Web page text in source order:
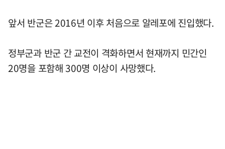
앞서 반군은 2016년 이후 처음으로 알레포에 진입했다.
정부군과 반군 간 교전이 격화하면서 현재까지 민간인
20명을 포함해 300명 이상이 사망했다.